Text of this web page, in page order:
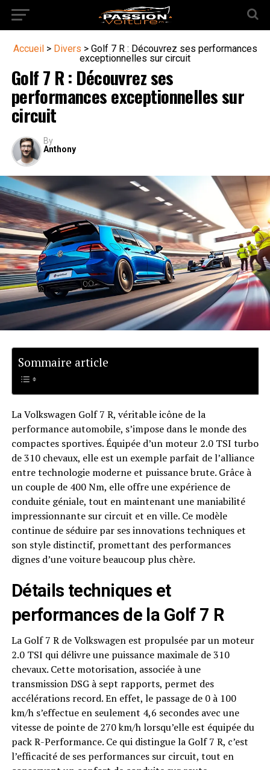
Accueil> Divers > Golf 7 R : Découvrez ses performances
exceptionnelles sur circuit
Golf 7 R : Découvrez ses
performances exceptionnelles sur
circuit
By
Anthony
Sommaire article
La Volkswagen Golf 7 R, véritable icône de la
performance automobile, s’impose dans le monde des
compactes sportives. Équipée d’un moteur 2.0 TSI turbo
de 310 chevaux, elle est un exemple parfait de l’alliance
entre technologie moderne et puissance brute. Grâce à
un couple de 400 Nm, elle offre une expérience de
conduite géniale, tout en maintenant une maniabilité
impressionnante sur circuit et en ville. Ce modèle
continue de séduire par ses innovations techniques et
son style distinctif, promettant des performances
dignes d’une voiture beaucoup plus chère.
Détails techniques et
performances de la Golf 7 R
La Golf 7 R de Volkswagen est propulsée par un moteur
2.0 TSI qui délivre une puissance maximale de 310
chevaux. Cette motorisation, associée à une
transmission DSG à sept rapports, permet des
accélérations record. En effet, le passage de 0 à 100
km/h s’effectue en seulement 4,6 secondes avec une
vitesse de pointe de 270 km/h lorsqu’elle est équipée du
pack R-Performance. Ce qui distingue la Golf 7 R, c’est
l’efficacité de ses performances sur circuit, tout en